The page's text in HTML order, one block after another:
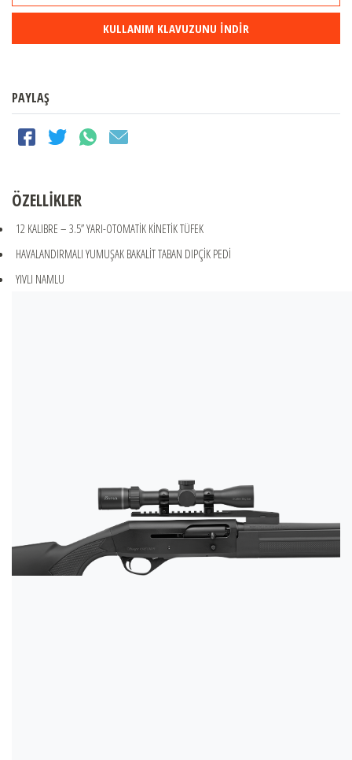
KULLANIM KLAVUZUNU İNDİR
PAYLAŞ
ÖZELLİKLER
12 KALIBRE – 3.5’’ YARI-OTOMATİK KİNETİK TÜFEK
HAVALANDIRMALI YUMUŞAK BAKALİT TABAN DIPÇİK PEDİ
YIVLI NAMLU